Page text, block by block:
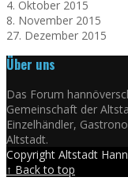
4. Oktober 2015
8. November 2015
27. Dezember 2015
Über uns
Das Forum
Gemeinschaft der
Einzelhändler,
Altstadt.
Copyright Altstadt
↑ Back to top